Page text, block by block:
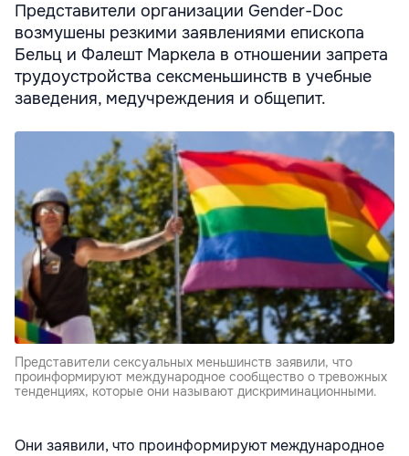
Представители организации Gender-Doc
возмушены резкими заявлениями епископа
Бельц и Фалешт Маркела в отношении запрета
трудоустройства сексменьшинств в учебные
заведения, медучреждения и общепит.
Представители сексуальных меньшинств заявили, что
проинформируют международное сообщество о тревожных
тенденциях, которые они называют дискриминационными.
Они заявили, что проинформируют международное